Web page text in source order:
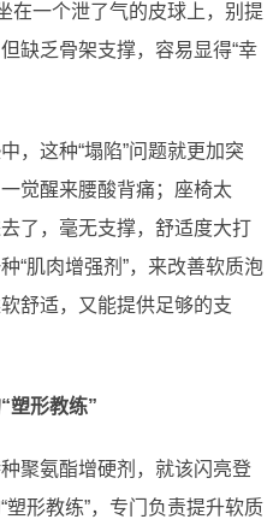
在一个泄了气的皮球上，别提
缺乏骨架支撑，容易显得“幸
，这种“塌陷”问题就更加突
觉醒来腰酸背痛；座椅太
了，毫无支撑，舒适度大打
“肌肉增强剂”，来改善软质泡
舒适，又能提供足够的支
塑形教练”
聚氨酯增硬剂，就该闪亮登
形教练”，专门负责提升软质